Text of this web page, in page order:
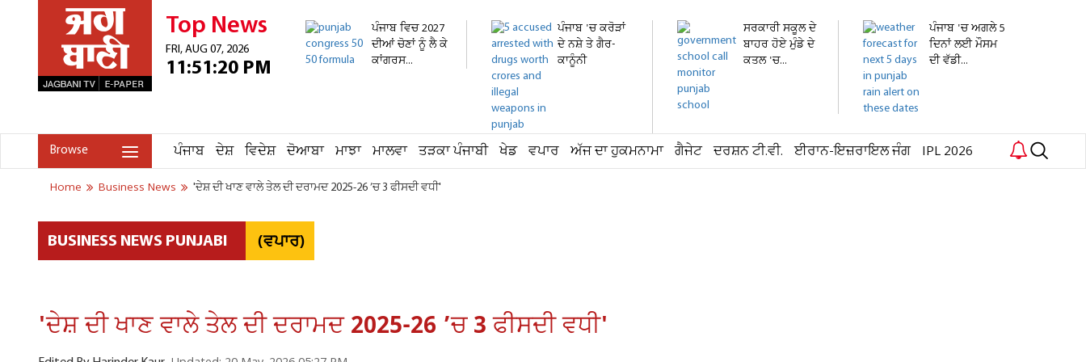
Top News
FRI, AUG 07, 2026
11:51:20 PM
ਪੰਜਾਬ ਵਿਚ 2027
ਦੀਆਂ ਚੋਣਾਂ ਨੂੰ ਲੈ ਕੇ
ਕਾਂਗਰਸ...
ਪੰਜਾਬ 'ਚ ਕਰੋੜਾਂ
ਦੇ ਨਸ਼ੇ ਤੇ ਗੈਰ-
ਕਾਨੂੰਨੀ
ਸਰਕਾਰੀ ਸਕੂਲ ਦੇ
ਬਾਹਰ ਹੋਏ ਮੁੰਡੇ ਦੇ
ਕਤਲ 'ਚ...
ਪੰਜਾਬ 'ਚ ਅਗਲੇ 5
ਦਿਨਾਂ ਲਈ ਮੌਸਮ
ਦੀ ਵੱਡੀ...
Browse ਪੰਜਾਬ ਦੇਸ਼ ਵਿਦੇਸ਼ ਦੋਆਬਾ ਮਾਝਾ ਮਾਲਵਾ ਤੜਕਾ ਪੰਜਾਬੀ ਖੇਡ ਵਪਾਰ ਅੱਜ ਦਾ ਹੁਕਮਨਾਮਾ ਗੈਜੇਟ ਦਰਸ਼ਨ ਟੀ.ਵੀ. ਈਰਾਨ-ਇਜ਼ਰਾਇਲ ਜੰਗ IPL 2026
Home Business News 'ਦੇਸ਼ ਦੀ ਖਾਣ ਵਾਲੇ ਤੇਲ ਦੀ ਦਰਾਮਦ 2025-26 ’ਚ 3 ਫੀਸਦੀ ਵਧੀ'
BUSINESS NEWS PUNJABI (ਵਪਾਰ)
'ਦੇਸ਼ ਦੀ ਖਾਣ ਵਾਲੇ ਤੇਲ ਦੀ ਦਰਾਮਦ 2025-26 ’ਚ 3 ਫੀਸਦੀ ਵਧੀ'